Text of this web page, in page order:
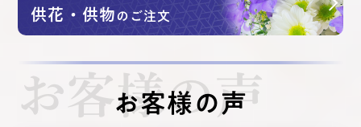
供花・供物のご注文
お客様の声
お客様の声